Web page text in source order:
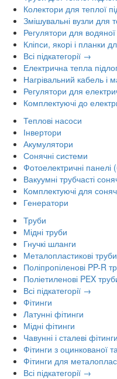
Колектори для теплої
Змішувальні вузли для
Регулятори для водяної
Кліпси, якорі і планки
Всі підкатегорії →
Електрична тепла
Нагрівальний кабель і
Регулятори для
Комплектуючі до
Теплові насоси
Інвертори
Акумулятори
Сонячні системи
Фотоелектричні панелі
Вакуумні трубчасті
Комплектуючі для
Генератори
Труби
Мідні труби
Гнучкі шланги
Металопластикові труби
Поліпропіленові PP-R
Поліетиленові PEX
Всі підкатегорії →
Фітинги
Латунні фітинги
Мідні фітинги
Чавунні і сталеві фітинги
Фітинги з оцинкованої
Фітинги для
Всі підкатегорії →